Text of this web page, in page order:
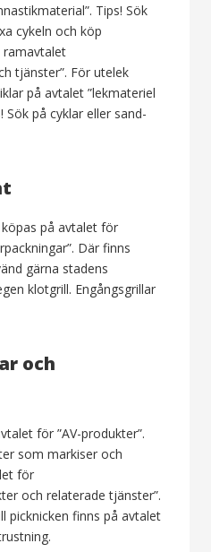
Tips! Sök
cykeln och köp
ramavtalet
tjänster”. För utelek
på avtalet ”lekmateriel
Sök på cyklar eller sand-
på avtalet för
Där finns
gärna stadens
klotgrill. Engångsgrillar
och
för ”AV-produkter”.
som markiser och
för
och relaterade tjänster”.
picknicken finns på avtalet